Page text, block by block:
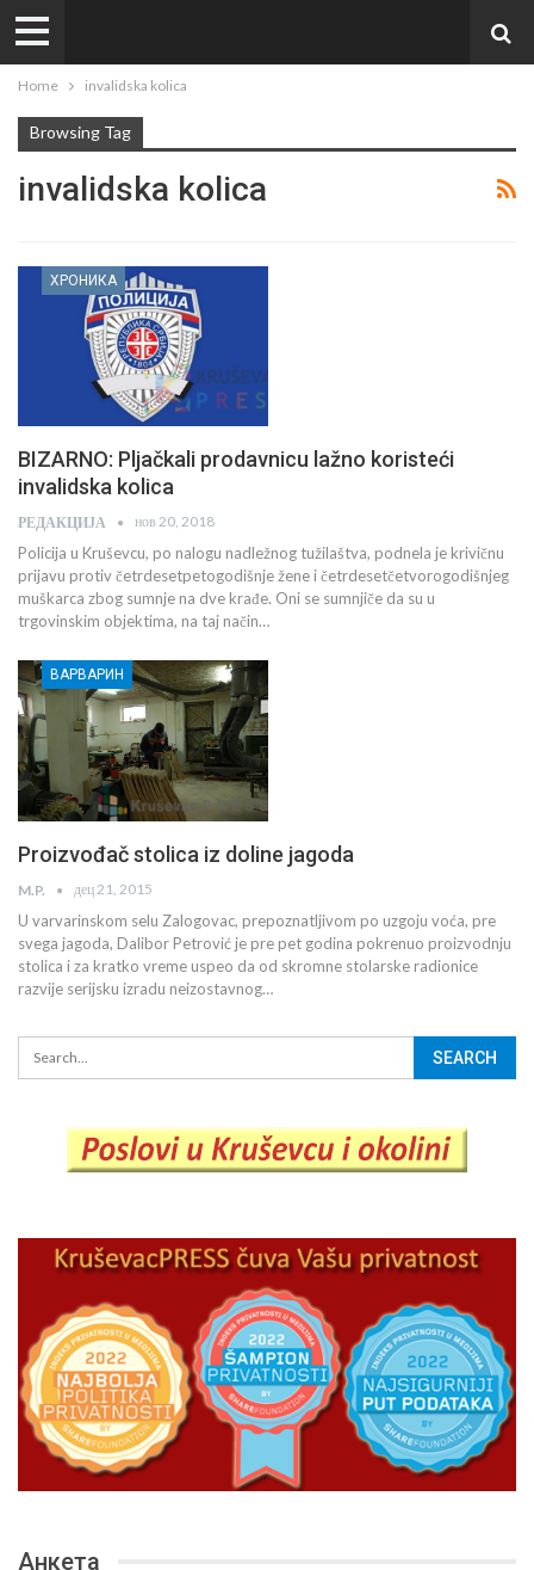
Home invalidska kolica
Browsing Tag
invalidska kolica
ХРОНИКА
BIZARNO: Pljačkali prodavnicu lažno koristeći
invalidska kolica
РЕДАКЦИЈА нов 20, 2018
Policija u Kruševcu, po nalogu nadležnog tužilaštva, podnela je krivičnu
prijavu protiv četrdesetpetogodišnje žene i četrdesetčetvorogodišnjeg
muškarca zbog sumnje na dve krađe. Oni se sumnjiče da su u
trgovinskim objektima, na taj način…
ВАРВАРИН
Proizvođač stolica iz doline jagoda
M.P. дец 21, 2015
U varvarinskom selu Zalogovac, prepoznatljivom po uzgoju voća, pre
svega jagoda, Dalibor Petrović je pre pet godina pokrenuo proizvodnju
stolica i za kratko vreme uspeo da od skromne stolarske radionice
razvije serijsku izradu neizostavnog…
Анкета